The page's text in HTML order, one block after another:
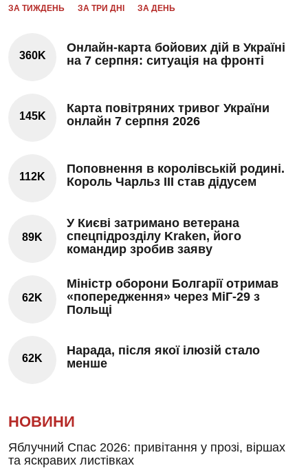
ЗА ТИЖДЕНЬ ЗА ТРИ ДНІ ЗА ДЕНЬ
360K
Онлайн-карта бойових дій в Україні
на 7 серпня: ситуація на фронті
145K
Карта повітряних тривог України
онлайн 7 серпня 2026
112K
Поповнення в королівській родині.
Король Чарльз III став дідусем
89K
У Києві затримано ветерана
спецпідрозділу Kraken, його
командир зробив заяву
62K
Міністр оборони Болгарії отримав
«попередження» через МіГ-29 з
Польщі
62K
Нарада, після якої ілюзій стало
менше
НОВИНИ
Яблучний Спас 2026: привітання у прозі, віршах
та яскравих листівках